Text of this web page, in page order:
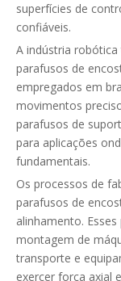
superfícies de
confiáveis.
A indústria
parafusos de
empregados em
movimentos
parafusos de
para aplicações
fundamentais.
Os processos de
parafusos de
alinhamento.
montagem de
transporte e
exercer força axial